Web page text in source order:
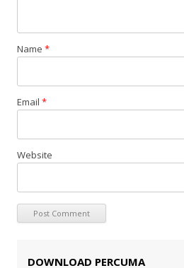
Name *
Email *
Website
DOWNLOAD PERCUMA